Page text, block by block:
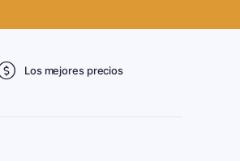
Los mejores precios